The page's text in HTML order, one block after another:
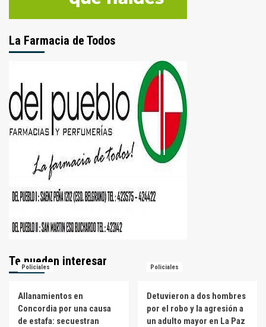
La Farmacia de Todos
Te pueden interesar
Policiales
Allanamientos en
Concordia por una causa
de estafa: secuestran
Policiales
Detuvieron a dos hombres
por el robo y la agresión a
un adulto mayor en La Paz